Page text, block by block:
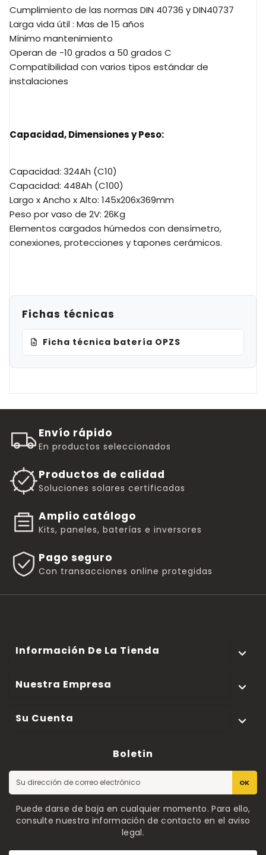
Cumplimiento de las normas DIN 40736 y DIN40737
Larga vida útil : Mas de 15 años
Mínimo mantenimiento
Operan de -10 grados a 50 grados C
Compatibilidad con varios tipos estándar de
instalaciones
Capacidad, Dimensiones y Peso:
Capacidad: 324Ah (C10)
Capacidad: 448Ah (C100)
Largo x Ancho x Alto: 145x206x369mm
Peso por vaso de 2V: 26Kg
Elementos cargados húmedos con densímetro,
conexiones, protecciones y tapones cerámicos.
Fichas técnicas
Ficha técnica batería OPZS
Envío rápido
En productos seleccionados
Productos de calidad
Soluciones solares certificadas
Amplio catálogo
Kits, paneles, baterías e inversores
Pago seguro
Con transacciones online protegidas
Información De La Tienda 
Nuestra Empresa 
Su Cuenta 
Boletin
OK
Puede darse de baja en cualquier momento. Para ello,
consulte nuestra información de contacto en el aviso
legal.